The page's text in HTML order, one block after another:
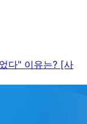
다" 이유는? [사